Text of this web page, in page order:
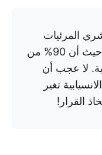
المرئيات
حيث أن 90% من
لا عجب أن
تغير
القرار!